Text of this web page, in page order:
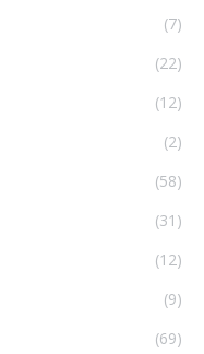
(7)
(22)
(12)
(2)
(58)
(31)
(12)
(9)
(69)